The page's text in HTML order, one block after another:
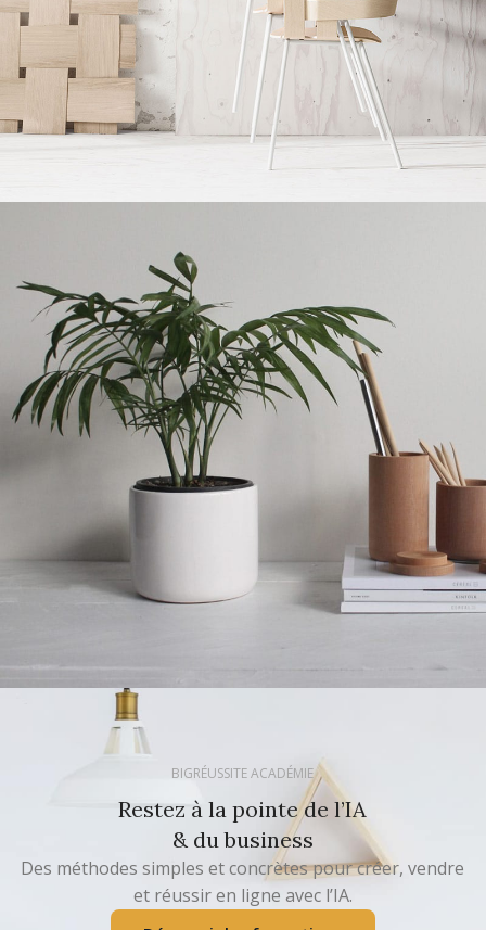
Accessories
Imperdiet mauris a nontin
Accessories
Potenti parturient parturie
BIGRÉUSSITE ACADÉMIE
Restez à la pointe de l’IA
& du business
Des méthodes simples et concrètes pour créer, vendre
et réussir en ligne avec l’IA.